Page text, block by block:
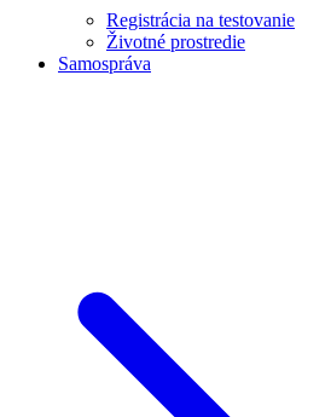
Registrácia na testovanie
Životné prostredie
Samospráva